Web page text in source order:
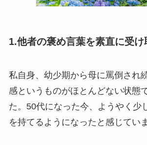
1.他者の褒め言葉を素直に受け
私自身、幼少期から母に罵倒され
感というものがほとんどない状態
た。50代になった今、ようやく少
を持てるようになったと感じてい